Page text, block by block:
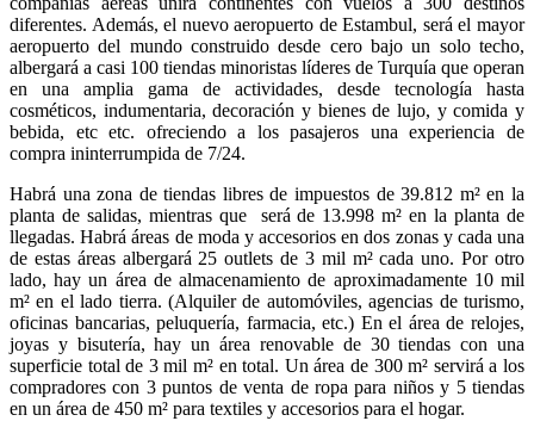
diferentes. Además, el nuevo aeropuerto de Estambul, será el mayor
aeropuerto del mundo construido desde cero bajo un solo techo,
albergará a casi 100 tiendas minoristas líderes de Turquía que operan
en una amplia gama de actividades, desde tecnología hasta
cosméticos, indumentaria, decoración y bienes de lujo, y comida y
bebida, etc etc. ofreciendo a los pasajeros una experiencia de
compra ininterrumpida de 7/24.
Habrá una zona de tiendas libres de impuestos de 39.812 m² en la
planta de salidas, mientras que será de 13.998 m² en la planta de
llegadas. Habrá áreas de moda y accesorios en dos zonas y cada una
de estas áreas albergará 25 outlets de 3 mil m² cada uno. Por otro
lado, hay un área de almacenamiento de aproximadamente 10 mil
m² en el lado tierra. (Alquiler de automóviles, agencias de turismo,
oficinas bancarias, peluquería, farmacia, etc.) En el área de relojes,
joyas y bisutería, hay un área renovable de 30 tiendas con una
superficie total de 3 mil m² en total. Un área de 300 m² servirá a los
compradores con 3 puntos de venta de ropa para niños y 5 tiendas
en un área de 450 m² para textiles y accesorios para el hogar.